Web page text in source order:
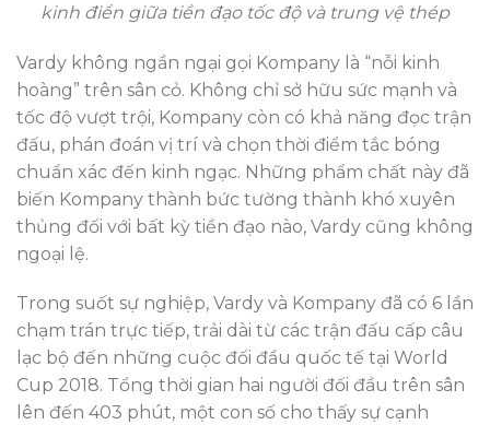
kinh điển giữa tiền đạo tốc độ và trung vệ thép
Vardy không ngần ngại gọi Kompany là “nỗi kinh
hoàng” trên sân cỏ. Không chỉ sở hữu sức mạnh và
tốc độ vượt trội, Kompany còn có khả năng đọc trận
đấu, phán đoán vị trí và chọn thời điểm tắc bóng
chuẩn xác đến kinh ngạc. Những phẩm chất này đã
biến Kompany thành bức tường thành khó xuyên
thủng đối với bất kỳ tiền đạo nào, Vardy cũng không
ngoại lệ.
Trong suốt sự nghiệp, Vardy và Kompany đã có 6 lần
chạm trán trực tiếp, trải dài từ các trận đấu cấp câu
lạc bộ đến những cuộc đối đầu quốc tế tại World
Cup 2018. Tổng thời gian hai người đối đầu trên sân
lên đến 403 phút, một con số cho thấy sự cạnh